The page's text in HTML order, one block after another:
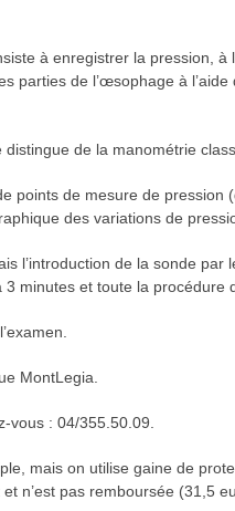
à enregistrer la pression, à
parties de l’œsophage à
de la manométrie
points de mesure de pression
des variations de
l’introduction de la sonde
3 minutes et toute la procédure
MontLegia.
vous : 04/355.50.09.
mais on utilise gaine de
n’est pas remboursée (31,5